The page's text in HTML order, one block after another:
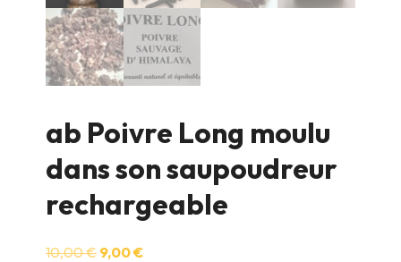
ab Poivre Long moulu
dans son saupoudreur
rechargeable
10,00€Le
9,00€Le